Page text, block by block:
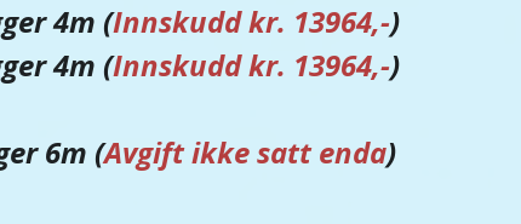
4m (Innskudd kr. 13964,-)
4m (Innskudd kr. 13964,-)
6m (Avgift ikke satt enda)